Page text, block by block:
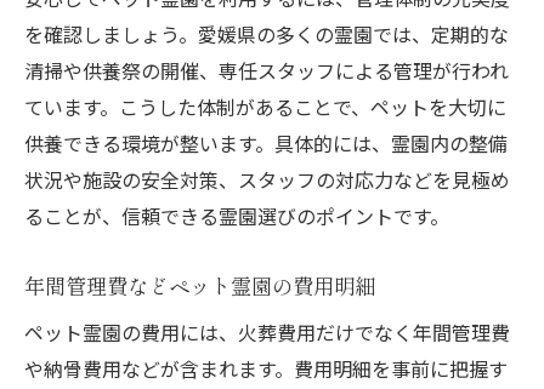
を確認しましょう。愛媛県の多くの霊園では、定期的な
清掃や供養祭の開催、専任スタッフによる管理が行われ
ています。こうした体制があることで、ペットを大切に
供養できる環境が整います。具体的には、霊園内の整備
状況や施設の安全対策、スタッフの対応力などを見極め
ることが、信頼できる霊園選びのポイントです。
年間管理費などペット霊園の費用明細
ペット霊園の費用には、火葬費用だけでなく年間管理費
や納骨費用などが含まれます。費用明細を事前に把握す